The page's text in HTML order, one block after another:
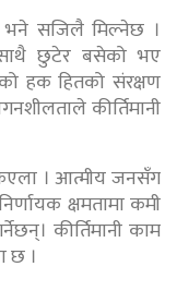
भने सजिलै मिल्नेछ ।
साथै छुटेर बसेको भए
हक हितको संरक्षण
कीर्तिमानी
। आत्मीय जनसँग
क्षमतामा कमी
कीर्तिमानी काम
छ ।